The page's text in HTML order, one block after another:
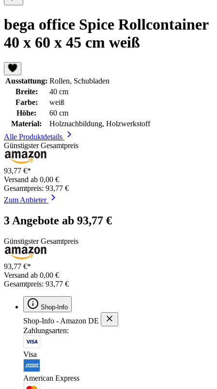
bega office Spice Rollcontainer
40 x 60 x 45 cm weiß
Ausstattung: Rollen, Schubladen
Breite:
40 cm
Farbe:
weiß
Höhe:
60 cm
Material:
Holznachbildung, Holzwerkstoff
Alle Produktdetails
Günstigster Gesamtpreis
93,77 €*
Versand ab 0,00 €
Gesamtpreis: 93,77 €
Zum Anbieter
3 Angebote ab 93,77 €
Günstigster Gesamtpreis
93,77 €*
Versand ab 0,00 €
Gesamtpreis: 93,77 €
Shop-Info
Shop-Info - Amazon DE
Zahlungsarten:
Visa
American Express